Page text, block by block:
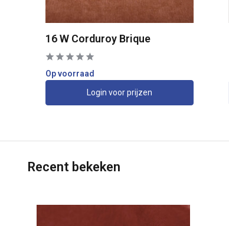
16 W Corduroy Brique
Op voorraad
Login voor prijzen
Recent bekeken